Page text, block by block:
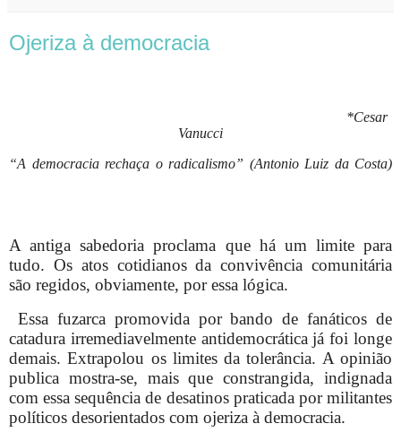
Ojeriza à democracia
*Cesar
Vanucci
“A democracia rechaça o radicalismo” (Antonio Luiz da Costa)
A antiga sabedoria proclama que há um limite para
tudo. Os atos cotidianos da convivência comunitária
são regidos, obviamente, por essa lógica.
Essa fuzarca promovida por bando de fanáticos de
catadura irremediavelmente antidemocrática já foi longe
demais. Extrapolou os limites da tolerância. A opinião
publica mostra-se, mais que constrangida, indignada
com essa sequência de desatinos praticada por militantes
políticos desorientados com ojeriza à democracia.